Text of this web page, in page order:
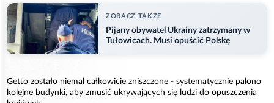
ZOBACZ TAKZE
Pijany obywatel Ukrainy zatrzymany w
Tułowicach. Musi opuścić Polskę
Getto zostało niemal całkowicie zniszczone - systematycznie palono
kolejne budynki, aby zmusić ukrywających się ludzi do opuszczenia